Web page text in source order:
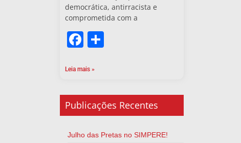
democrática, antirracista e
comprometida com a
Facebook
Leia mais »
Publicações Recentes
Julho das Pretas no SIMPERE!